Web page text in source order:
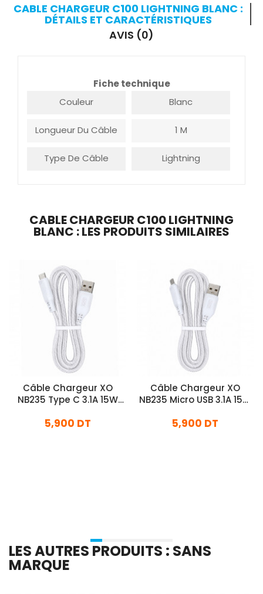
CABLE CHARGEUR C100 LIGHTNING BLANC :
DÉTAILS ET CARACTÉRISTIQUES
AVIS (0)
Fiche technique
Couleur
Blanc
Longueur Du Câble 1 M
Type De Câble Lightning
CABLE CHARGEUR C100 LIGHTNING
BLANC : LES PRODUITS SIMILAIRES
Câble Chargeur XO
NB235 Type C 3.1A 15W
5,900 DT
Câble Chargeur XO
NB235 Micro USB 3.1A 15W
5,900 DT
LES AUTRES PRODUITS : SANS
MARQUE